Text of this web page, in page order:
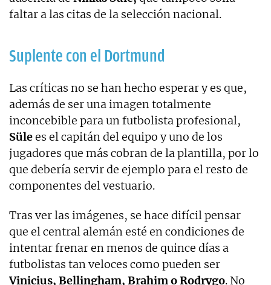
faltar a las citas de la selección nacional.
Suplente con el Dortmund
Las críticas no se han hecho esperar y es que,
además de ser una imagen totalmente
inconcebible para un futbolista profesional,
Sülees el capitán del equipo y uno de los
jugadores que más cobran de la plantilla, por lo
que debería servir de ejemplo para el resto de
componentes del vestuario.
Tras ver las imágenes, se hace difícil pensar
que el central alemán esté en condiciones de
intentar frenar en menos de quince días a
futbolistas tan veloces como pueden ser
Vinicius, Bellingham, Brahim o Rodrygo. No